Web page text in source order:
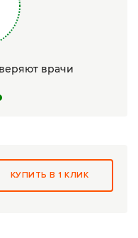
врачи
КУПИТЬ В 1 КЛИК